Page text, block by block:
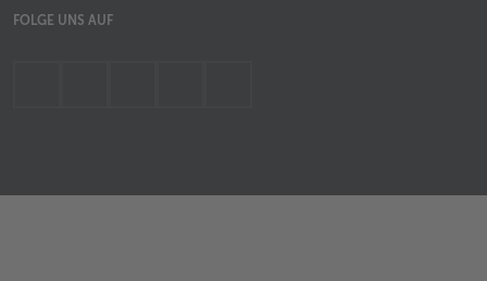
FOLGE UNS AUF